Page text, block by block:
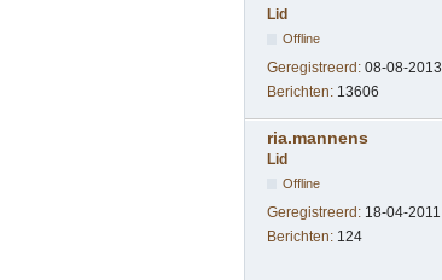
Lid
Offline
Geregistreerd: 08-08-2013
Berichten: 13606
ria.mannens
Lid
Offline
Geregistreerd: 18-04-2011
Berichten: 124